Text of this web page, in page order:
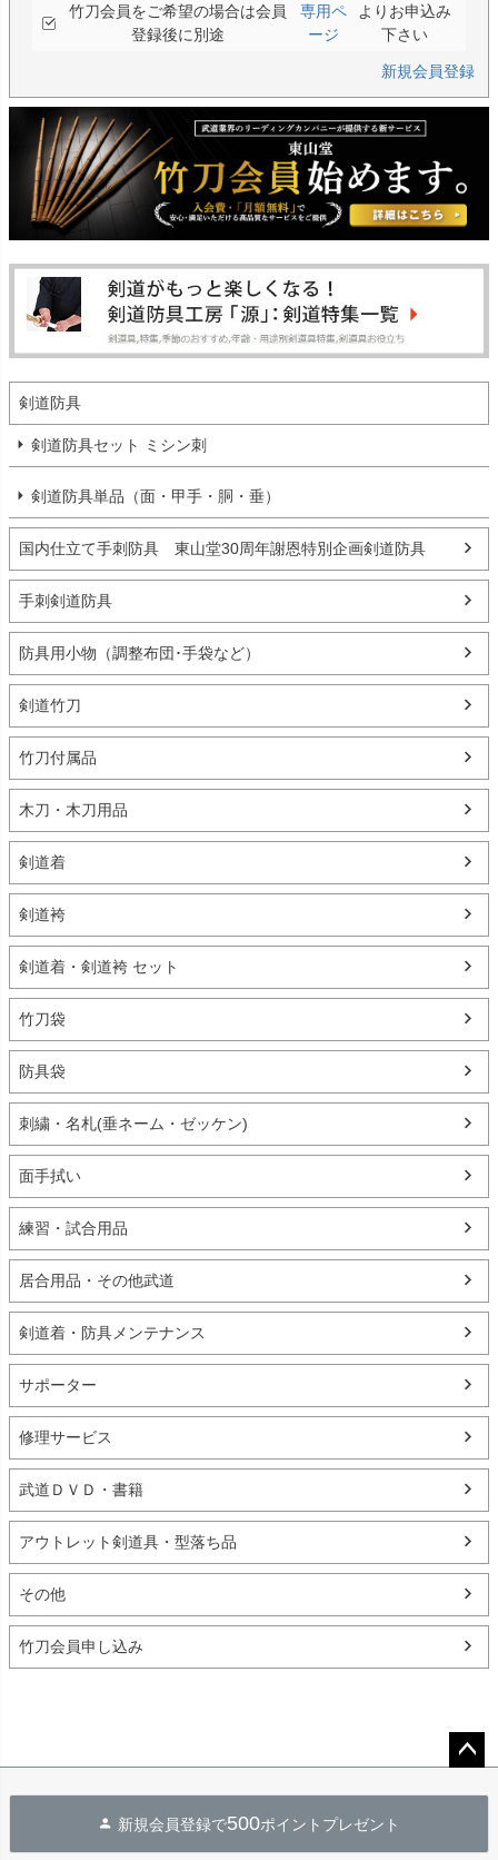
竹刀会員をご希望の場合は会員
登録後に別途
専用ペ
ージ
よりお申込み
下さい
新規会員登録
剣道防具
剣道防具セット ミシン刺
剣道防具単品（面・甲手・胴・垂）
国内仕立て手刺防具 東山堂30周年謝恩特別企画剣道防具
手刺剣道防具
防具用小物（調整布団･手袋など）
剣道竹刀
竹刀付属品
木刀・木刀用品
剣道着
剣道袴
剣道着・剣道袴 セット
竹刀袋
防具袋
刺繍・名札(垂ネーム・ゼッケン)
面手拭い
練習・試合用品
居合用品・その他武道
剣道着・防具メンテナンス
サポーター
修理サービス
武道ＤＶＤ・書籍
アウトレット剣道具・型落ち品
その他
竹刀会員申し込み
へ
新規会員登録で500ポイントプレゼント